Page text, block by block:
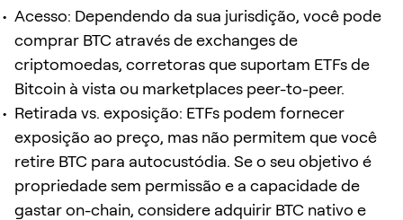
Acesso: Dependendo da sua jurisdição, você pode
comprar BTC através de exchanges de
criptomoedas, corretoras que suportam ETFs de
Bitcoin à vista ou marketplaces peer-to-peer.
Retirada vs. exposição: ETFs podem fornecer
exposição ao preço, mas não permitem que você
retire BTC para autocustódia. Se o seu objetivo é
propriedade sem permissão e a capacidade de
gastar on-chain, considere adquirir BTC nativo e